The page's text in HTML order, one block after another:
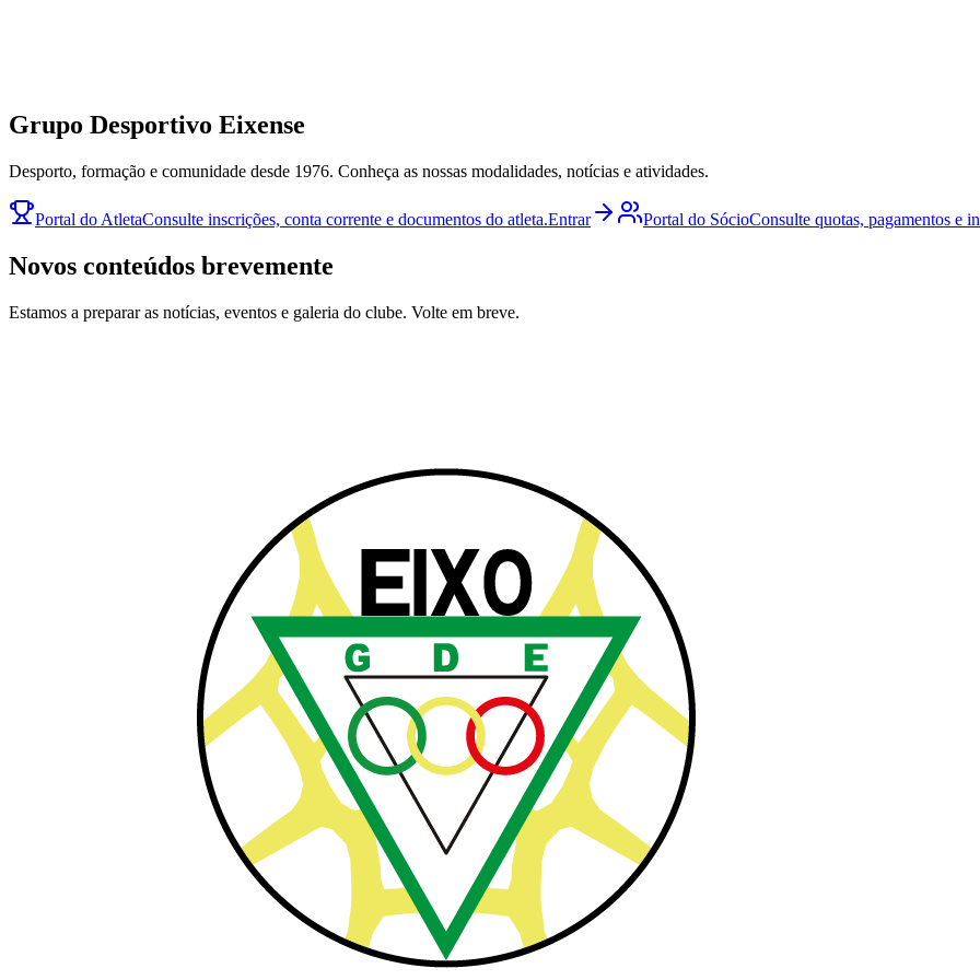
Grupo Desportivo Eixense
Desporto, formação e comunidade desde 1976. Conheça as nossas modalidades, notícias e atividades.
Portal do AtletaConsulte inscrições, conta corrente e documentos do atleta.Entrar Portal do SócioConsulte quotas, pagamentos e
Novos conteúdos brevemente
Estamos a preparar as notícias, eventos e galeria do clube. Volte em breve.